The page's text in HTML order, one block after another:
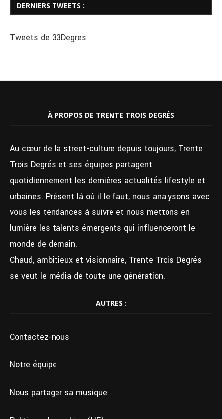
DERNIERS TWEETS :
Tweets de 33Degres
À PROPOS DE TRENTE TROIS DEGRÉS
Au cœur de la street-culture depuis toujours, Trente
Trois Degrés et ses équipes partagent
quotidiennement les dernières actualités lifestyle et
urbaines. Présent là où il le faut, nous analysons avec
vous les tendances à suivre et nous mettons en
lumière les talents émergents qui influenceront le
monde de demain.
Chaud, ambitieux et visionnaire, Trente Trois Degrés
se veut le média de toute une génération.
AUTRES :
Contactez-nous
Notre équipe
Nous partager sa musique